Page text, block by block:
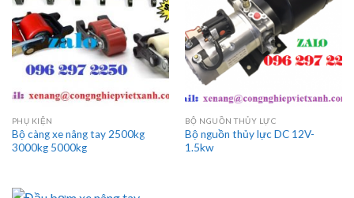
PHỤ KIỆN
Bộ càng xe nâng tay 2500kg
3000kg 5000kg
BỘ NGUỒN THỦY LỰC
Bộ nguồn thủy lực DC 12V-
1.5kw